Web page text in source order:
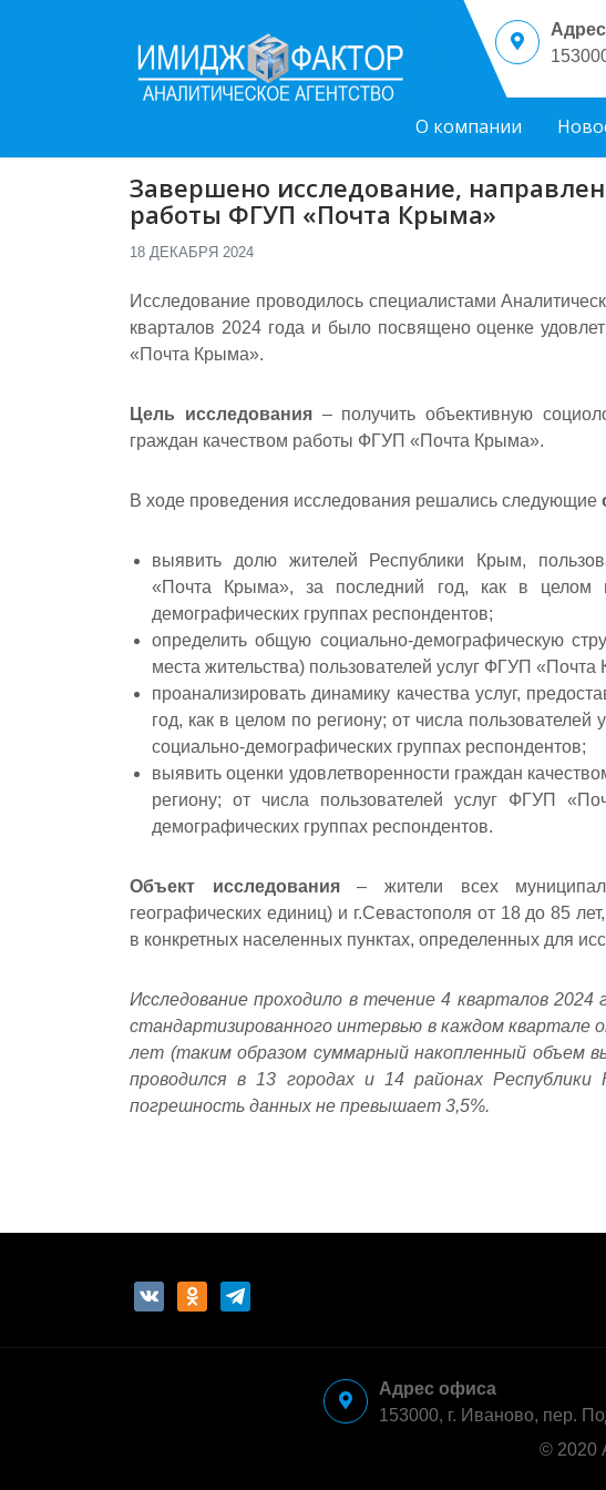
О компании
Завершено исследование,
работы ФГУП «Почта Крыма»
18 ДЕКАБРЯ 2024
Исследование проводилось специалистами
кварталов 2024 года и было посвящено оценке
«Почта Крыма».
Цель исследования– получить объективную
граждан качеством работы ФГУП «Почта Крыма».
В ходе проведения исследования решались следующие
выявить долю жителей Республики Крым,
«Почта Крыма», за последний год, как в целом
демографических группах респондентов;
определить общую социально-демографическую
места жительства) пользователей услуг ФГУП «Почта
проанализировать динамику качества услуг,
год, как в целом по региону; от числа
социально-демографических группах респондентов;
выявить оценки удовлетворенности граждан
региону; от числа пользователей услуг ФГУП
демографических группах респондентов.
Объект исследования– жители всех
географических единиц) и г.Севастополя от 18 до 85
в конкретных населенных пунктах, определенных для
Исследование проходило в течение 4 кварталов
стандартизированного интервью в каждом квартале
лет (таким образом суммарный накопленный объем
проводился в 13 городах и 14 районах
погрешность данных не превышает 3,5%.
vkontakteodnoklassniki
telegram
Адрес офиса
153000, г. Иваново, пер.
© 2020